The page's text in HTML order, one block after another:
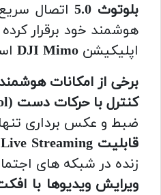
بلوتوث 5.0
اتصال سریع
هوشمند خود برقرار
اپلیکیشن DJI Mimo
برخی از امکانات
کنترل با حرکات دست (Gesture Control):
ضبط و عکس برداری
قابلیت Live Streaming مستقیم:
زنده در شبکه های
ویرایش ویدیوها با